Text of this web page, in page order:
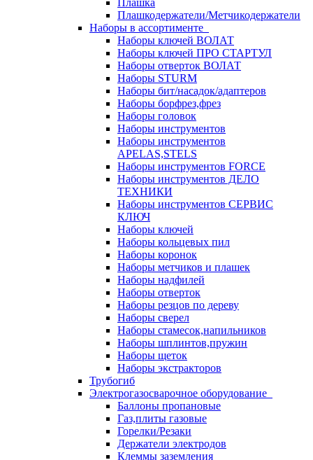
Плашка
Плашкодержатели/Метчикодержатели
Наборы в ассортименте
Наборы ключей ВОЛАТ
Наборы ключей ПРО СТАРТУЛ
Наборы отверток ВОЛАТ
Наборы STURM
Наборы бит/насадок/адаптеров
Наборы борфрез,фрез
Наборы головок
Наборы инструментов
Наборы инструментов
APELAS,STELS
Наборы инструментов FORCE
Наборы инструментов ДЕЛО
ТЕХНИКИ
Наборы инструментов СЕРВИС
КЛЮЧ
Наборы ключей
Наборы кольцевых пил
Наборы коронок
Наборы метчиков и плашек
Наборы надфилей
Наборы отверток
Наборы резцов по дереву
Наборы сверел
Наборы стамесок,напильников
Наборы шплинтов,пружин
Наборы щеток
Наборы экстракторов
Трубогиб
Электрогазосварочное оборудование
Баллоны пропановые
Газ,плиты газовые
Горелки/Резаки
Держатели электродов
Клеммы заземления